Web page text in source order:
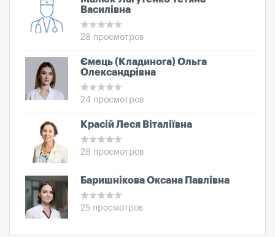
Василівна
28 просмотров
Ємець (Кладинога) Ольга
Олександрівна
24 просмотров
Красій Леся Віталіївна
28 просмотров
Баришнікова Оксана Павлівна
25 просмотров